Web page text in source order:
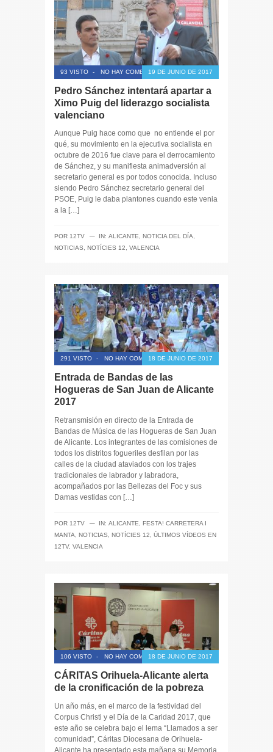
93 VISTO - NO HAY COMENTARIOS19 DE JUNIO DE 2017
Pedro Sánchez intentará apartar a
Ximo Puig del liderazgo socialista
valenciano
Aunque Puig hace como que no entiende el por
qué, su movimiento en la ejecutiva socialista en
octubre de 2016 fue clave para el derrocamiento
de Sánchez, y su manifiesta animadversión al
secretario general es por todos conocida. Incluso
siendo Pedro Sánchez secretario general del
PSOE, Puig le daba plantones cuando este venia
a la […]
POR 12TV ─ IN: ALICANTE NOTICIA DEL DÍA
NOTICIAS
NOTÍCIES 12 VALENCIA
291 VISTO - NO HAY COMENTARIOS18 DE JUNIO DE 2017
Entrada de Bandas de las
Hogueras de San Juan de Alicante
2017
Retransmisión en directo de la Entrada de
Bandas de Música de las Hogueras de San Juan
de Alicante. Los integrantes de las comisiones de
todos los distritos fogueriles desfilan por las
calles de la ciudad ataviados con los trajes
tradicionales de labrador y labradora,
acompañados por las Bellezas del Foc y sus
Damas vestidas con […]
POR 12TV ─ IN: ALICANTE
FESTA! CARRETERA I
MANTA
NOTICIAS NOTÍCIES 12
ÚLTIMOS VÍDEOS EN
12TV, VALENCIA
106 VISTO - NO HAY COMENTARIOS18 DE JUNIO DE 2017
CÁRITAS Orihuela-Alicante alerta
de la cronificación de la pobreza
Un año más, en el marco de la festividad del
Corpus Christi y el Día de la Caridad 2017, que
este año se celebra bajo el lema “Llamados a ser
comunidad”, Cáritas Diocesana de Orihuela-
Alicante ha presentado esta mañana su Memoria